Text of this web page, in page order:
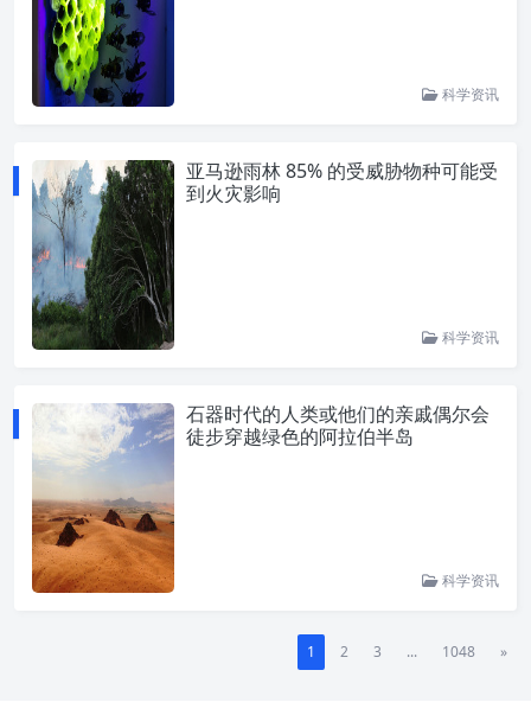
科学资讯
亚马逊雨林 85% 的受威胁物种可能受
到火灾影响
科学资讯
石器时代的人类或他们的亲戚偶尔会
徒步穿越绿色的阿拉伯半岛
科学资讯
1 2 3 ... 1048 »